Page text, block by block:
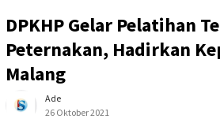
DPKHP Gelar Pelatihan
Peternakan, Hadirkan
Malang
Ade
26 Oktober 2021